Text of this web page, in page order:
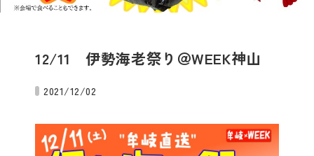
12/11 伊勢海老祭り＠WEEK神山
2021/12/02